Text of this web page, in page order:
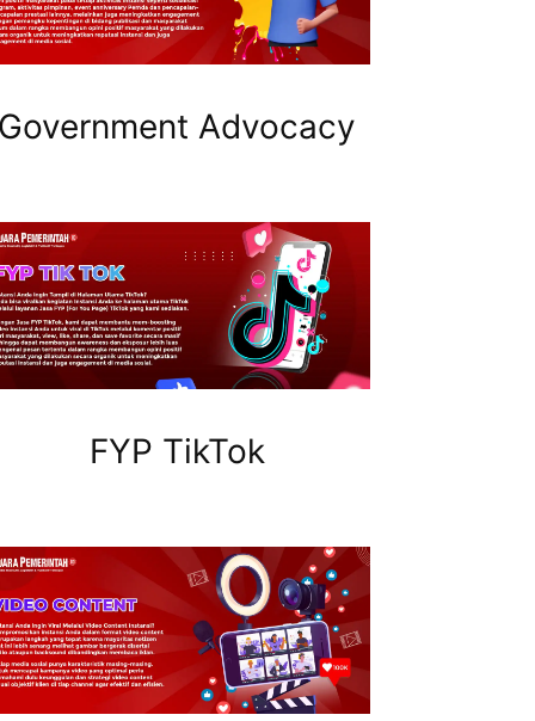
Advocacy
FYP TikTok